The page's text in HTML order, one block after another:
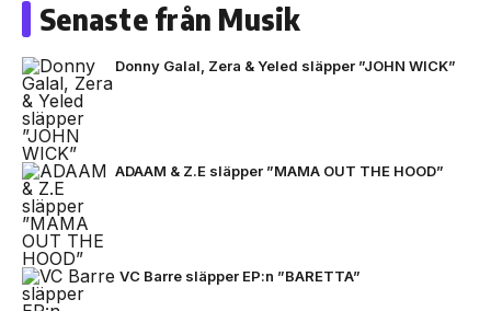
Senaste från Musik
Donny Galal, Zera & Yeled släpper ”JOHN WICK”
ADAAM & Z.E släpper ”MAMA OUT THE HOOD”
VC Barre släpper EP:n ”BARETTA”